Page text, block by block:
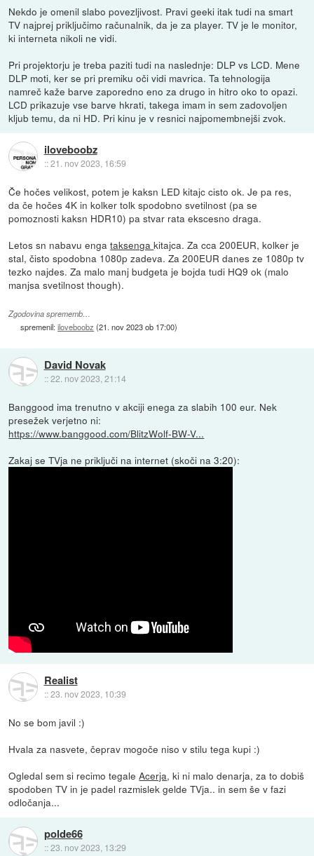
Nekdo je omenil slabo povezljivost. Pravi geeki itak tudi na smart
TV najprej priključimo računalnik, da je za player. TV je le monitor,
ki interneta nikoli ne vidi.
Pri projektorju je treba paziti tudi na naslednje: DLP vs LCD. Mene
DLP moti, ker se pri premiku oči vidi mavrica. Ta tehnologija
namreč kaže barve zaporedno eno za drugo in hitro oko to opazi.
LCD prikazuje vse barve hkrati, takega imam in sem zadovoljen
kljub temu, da ni HD. Pri kinu je v resnici najpomembnejši zvok.
iloveboobz
::21. nov 2023, 16:59
Če hočes velikost, potem je kaksn LED kitajc cisto ok. Je pa res,
da če hočes 4K in kolker tolk spodobno svetilnost (pa se
pomoznosti kaksn HDR10) pa stvar rata ekscesno draga.
Letos sn nabavu engataksengakitajca. Za cca 200EUR, kolker je
stal, čisto spodobna 1080p zadeva. Za 200EUR danes ze 1080p tv
tezko najdes. Za malo manj budgeta je bojda tudi HQ9 ok (malo
manjsa svetilnost though).
Zgodovina sprememb…
spremenil:iloveboobz (21. nov 2023 ob 17:00)
David Novak
::22. nov 2023, 21:14
Banggood ima trenutno v akciji enega za slabih 100 eur. Nek
presežek verjetno ni:
https://www.banggood.com/BlitzWolf-BW-V...
Zakaj se TVja ne priključi na internet (skoči na 3:20):
Realist
::23. nov 2023, 10:39
No se bom javil :)
Hvala za nasvete, čeprav mogoče niso v stilu tega kupi :)
Ogledal sem si recimo tegaleAcerja, ki ni malo denarja, za to dobiš
spodoben TV in je padel razmislek gelde TVja.. in sem še v fazi
odločanja...
polde66
::23. nov 2023, 13:29